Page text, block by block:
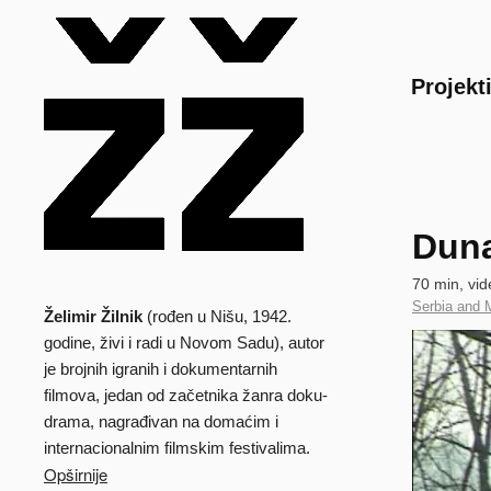
Projekti
Technical
data
70 min,
Country
of
Production
Serbia and
Clip
Biografija
Želimir Žilnik (rođen u Nišu, 1942.
godine, živi i radi u Novom Sadu), autor
je brojnih igranih i dokumentarnih
filmova, jedan od začetnika žanra doku-
drama, nagrađivan na domaćim i
internacionalnim filmskim festivalima.
Opširnije